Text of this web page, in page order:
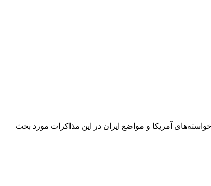
آمریکا و مواضع ایران در این مذاکرات مورد بحث